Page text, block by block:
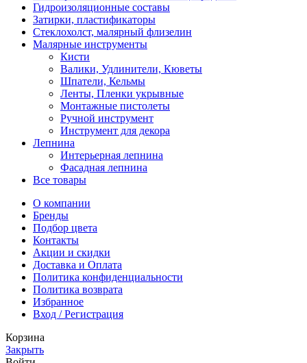
Гидроизоляционные составы
Затирки, пластификаторы
Стеклохолст, малярный флизелин
Малярные инструменты
Кисти
Валики, Удлинители, Кюветы
Шпатели, Кельмы
Ленты, Пленки укрывные
Монтажные пистолеты
Ручной инструмент
Инструмент для декора
Лепнина
Интерьерная лепнина
Фасадная лепнина
Все товары
О компании
Бренды
Подбор цвета
Контакты
Акции и скидки
Доставка и Оплата
Политика конфиденциальности
Политика возврата
Избранное
Вход / Регистрация
Корзина
Закрыть